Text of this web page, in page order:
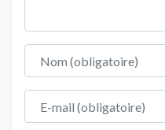
Nom
E-mail